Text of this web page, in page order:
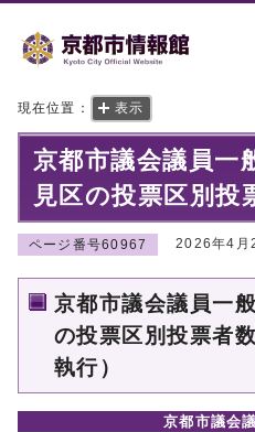
現在位置： 表示
京都市議会議員一
見区の投票区別投
ページ番号60967 2026年4月
京都市議会議員一
の投票区別投票者
執行）
京都市議会